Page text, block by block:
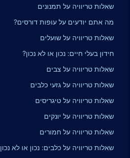
שאלות טריוויה על תמנונים
מה אתם יודעים על עופות דורסים?
שאלות טריוויה על שועלים
חידון בעלי חיים: נכון או לא נכון?
שאלות טריוויה על צבים
שאלות טריוויה על גזעי כלבים
שאלות טריוויה על טיגריסים
שאלות טריוויה על יונקים
שאלות טריוויה על חמורים
שאלות טריוויה על כלבים: נכון או לא